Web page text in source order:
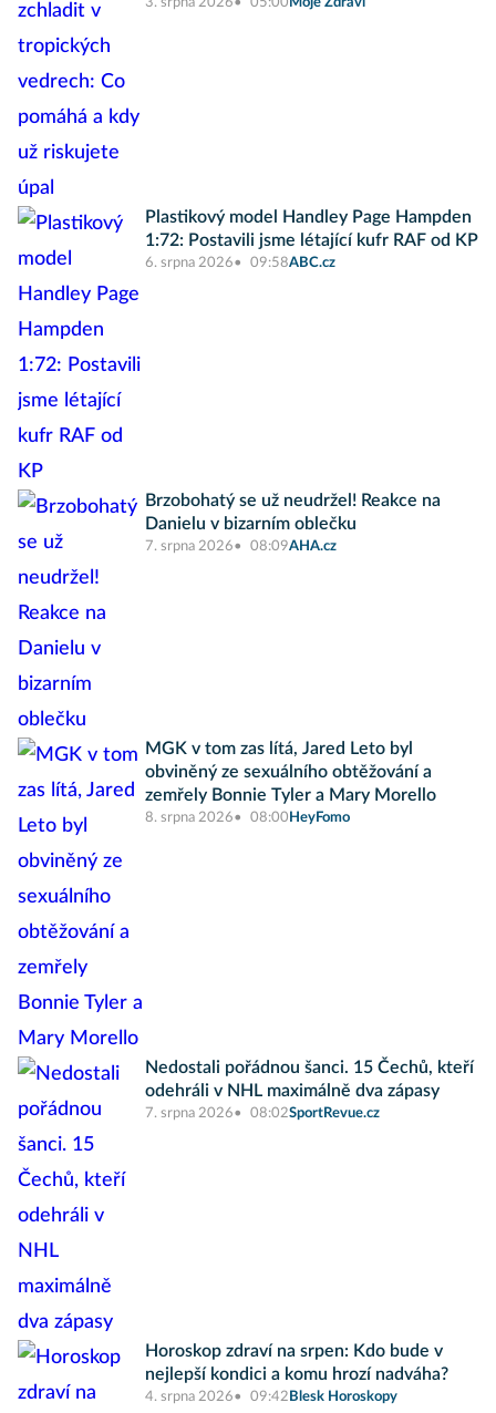
Plastikový model Handley Page Hampden
1:72: Postavili jsme létající kufr RAF od KP
6. srpna 2026 09:58ABC.cz
Brzobohatý se už neudržel! Reakce na
Danielu v bizarním oblečku
7. srpna 2026 08:09AHA.cz
MGK v tom zas lítá, Jared Leto byl
obviněný ze sexuálního obtěžování a
zemřely Bonnie Tyler a Mary Morello
8. srpna 2026 08:00 HeyFomo
Nedostali pořádnou šanci. 15 Čechů, kteří
odehráli v NHL maximálně dva zápasy
7. srpna 2026 08:02SportRevue.cz
Horoskop zdraví na srpen: Kdo bude v
nejlepší kondici a komu hrozí nadváha?
4. srpna 2026 09:42 Blesk Horoskopy